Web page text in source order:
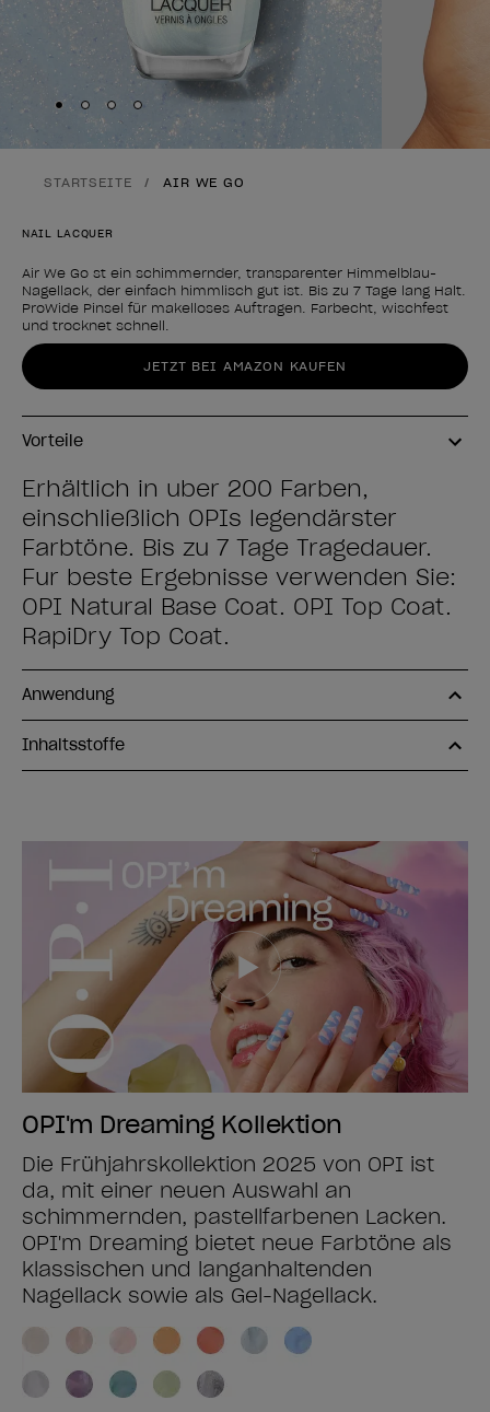
Skip to slide
Skip to slide2
Skip to slide
Skip to slide
STARTSEITE AIR WE GO
NAIL LACQUER
Air We Go st ein schimmernder, transparenter Himmelblau-
Nagellack, der einfach himmlisch gut ist. Bis zu 7 Tage lang Halt.
ProWide Pinsel für makelloses Auftragen. Farbecht, wischfest
und trocknet schnell.
Form des Produkts
JETZT BEI AMAZON KAUFEN
Vorteile
Erhältlich in über 200 Farben,
einschließlich OPIs legendärster
Farbtöne. Bis zu 7 Tage Tragedauer.
Für beste Ergebnisse verwenden Sie:
OPI Natural Base Coat. OPI Top Coat.
RapiDry Top Coat.
Anwendung
Inhaltsstoffe
OPI'm Dreaming Kollektion
Die Frühjahrskollektion 2025 von OPI ist
da, mit einer neuen Auswahl an
schimmernden, pastellfarbenen Lacken.
OPI'm Dreaming bietet neue Farbtöne als
klassischen und langanhaltenden
Nagellack sowie als Gel-Nagellack.